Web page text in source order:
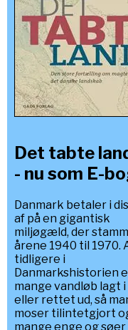
Det tabte
- nu som E-
Danmark betaler i
af på en gigantisk
miljøgæld, der
årene 1940 til 1970.
tidligere i
Danmarkshistorien
mange vandløb lagt
eller rettet ud, så
moser tilintetgjort
mange enge og søer